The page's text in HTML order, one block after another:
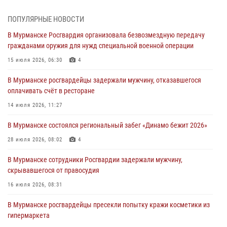
03 августа 2026, 12:23 4
Сотрудники вневедомственной охраны Росгвардии пресекли
хулиганские действия дебошира на автозаправочной станции
города Кандалакши
Сотрудники Росгвардии провели инструктаж по
антитеррористической защищенности для членов избирательных
31 июля 2026, 08:48 3
ресторане
30 июля 2026, 14:09
тактическое занятие совместно с МЧС России
30 июля 2026, 14:05
ПОПУЛЯРНЫЕ НОВОСТИ
В Мурманске Росгвардия организовала безвозмездную передачу
гражданами оружия для нужд специальной военной операции
15 июля 2026, 06:30 4
В Мурманске росгвардейцы задержали мужчину, отказавшегося
оплачивать счёт в ресторане
14 июля 2026, 11:27
В Мурманске состоялся региональный забег «Динамо бежит 2026»
28 июля 2026, 08:02 4
В Мурманске сотрудники Росгвардии задержали мужчину,
скрывавшегося от правосудия
16 июля 2026, 08:31
В Мурманске росгвардейцы пресекли попытку кражи косметики из
гипермаркета